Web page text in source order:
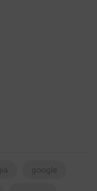
google